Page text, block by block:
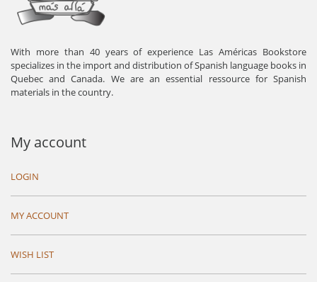
With more than 40 years of experience Las Américas Bookstore
specializes in the import and distribution of Spanish language books in
Quebec and Canada. We are an essential ressource for Spanish
materials in the country.
My account
LOGIN
MY ACCOUNT
WISH LIST